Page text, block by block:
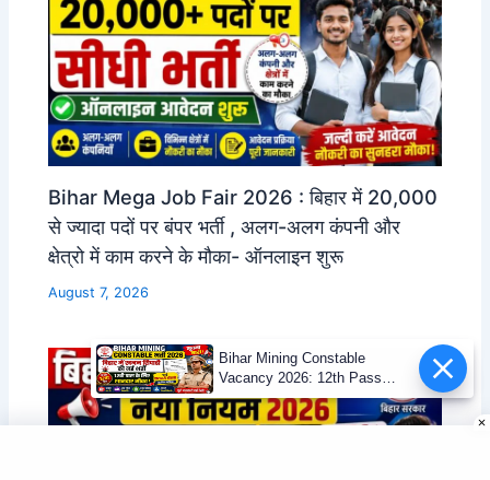
Bihar Mega Job Fair 2026 : बिहार में 20,000
से ज्यादा पदों पर बंपर भर्ती , अलग-अलग कंपनी और
क्षेत्रो में काम करने के मौका- ऑनलाइन शुरू
August 7, 2026
Bihar Mining Constable
Vacancy 2026: 12th Pass
Mining Sipahi Bharti
Notification